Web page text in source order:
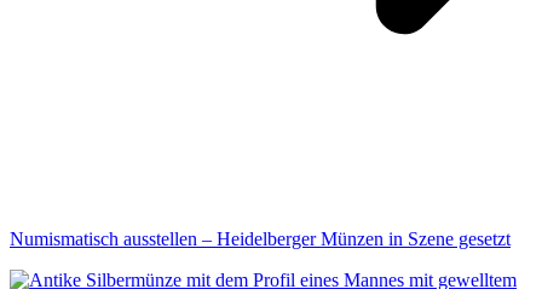
Numismatisch ausstellen – Heidelberger Münzen in Szene gesetzt